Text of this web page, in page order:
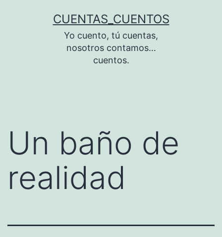
CUENTAS_CUENTOS
Yo cuento, tú cuentas,
nosotros contamos…
cuentos.
Un baño de
realidad